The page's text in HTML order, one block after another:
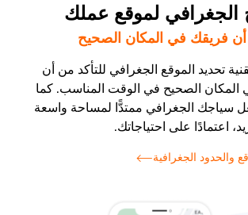
الجغرافي لموقع عملك
فريقك في المكان الصحيح
تحديد الموقع الجغرافي للتأكد من أن
المكان الصحيح في الوقت المناسب. كما
سياجك الجغرافي ممتدًّا لمساحة واسعة
اعتمادًا على احتياجاتك.
والحدود الجغرافية